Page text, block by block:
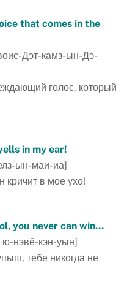
that comes in the
Дэт-камз-ын-Дэ-
голос, который
in my ear!
ын-маи-иа]
кричит в мое ухо!
you never can win…
нэвё-кэн-уын]
тебе никогда не